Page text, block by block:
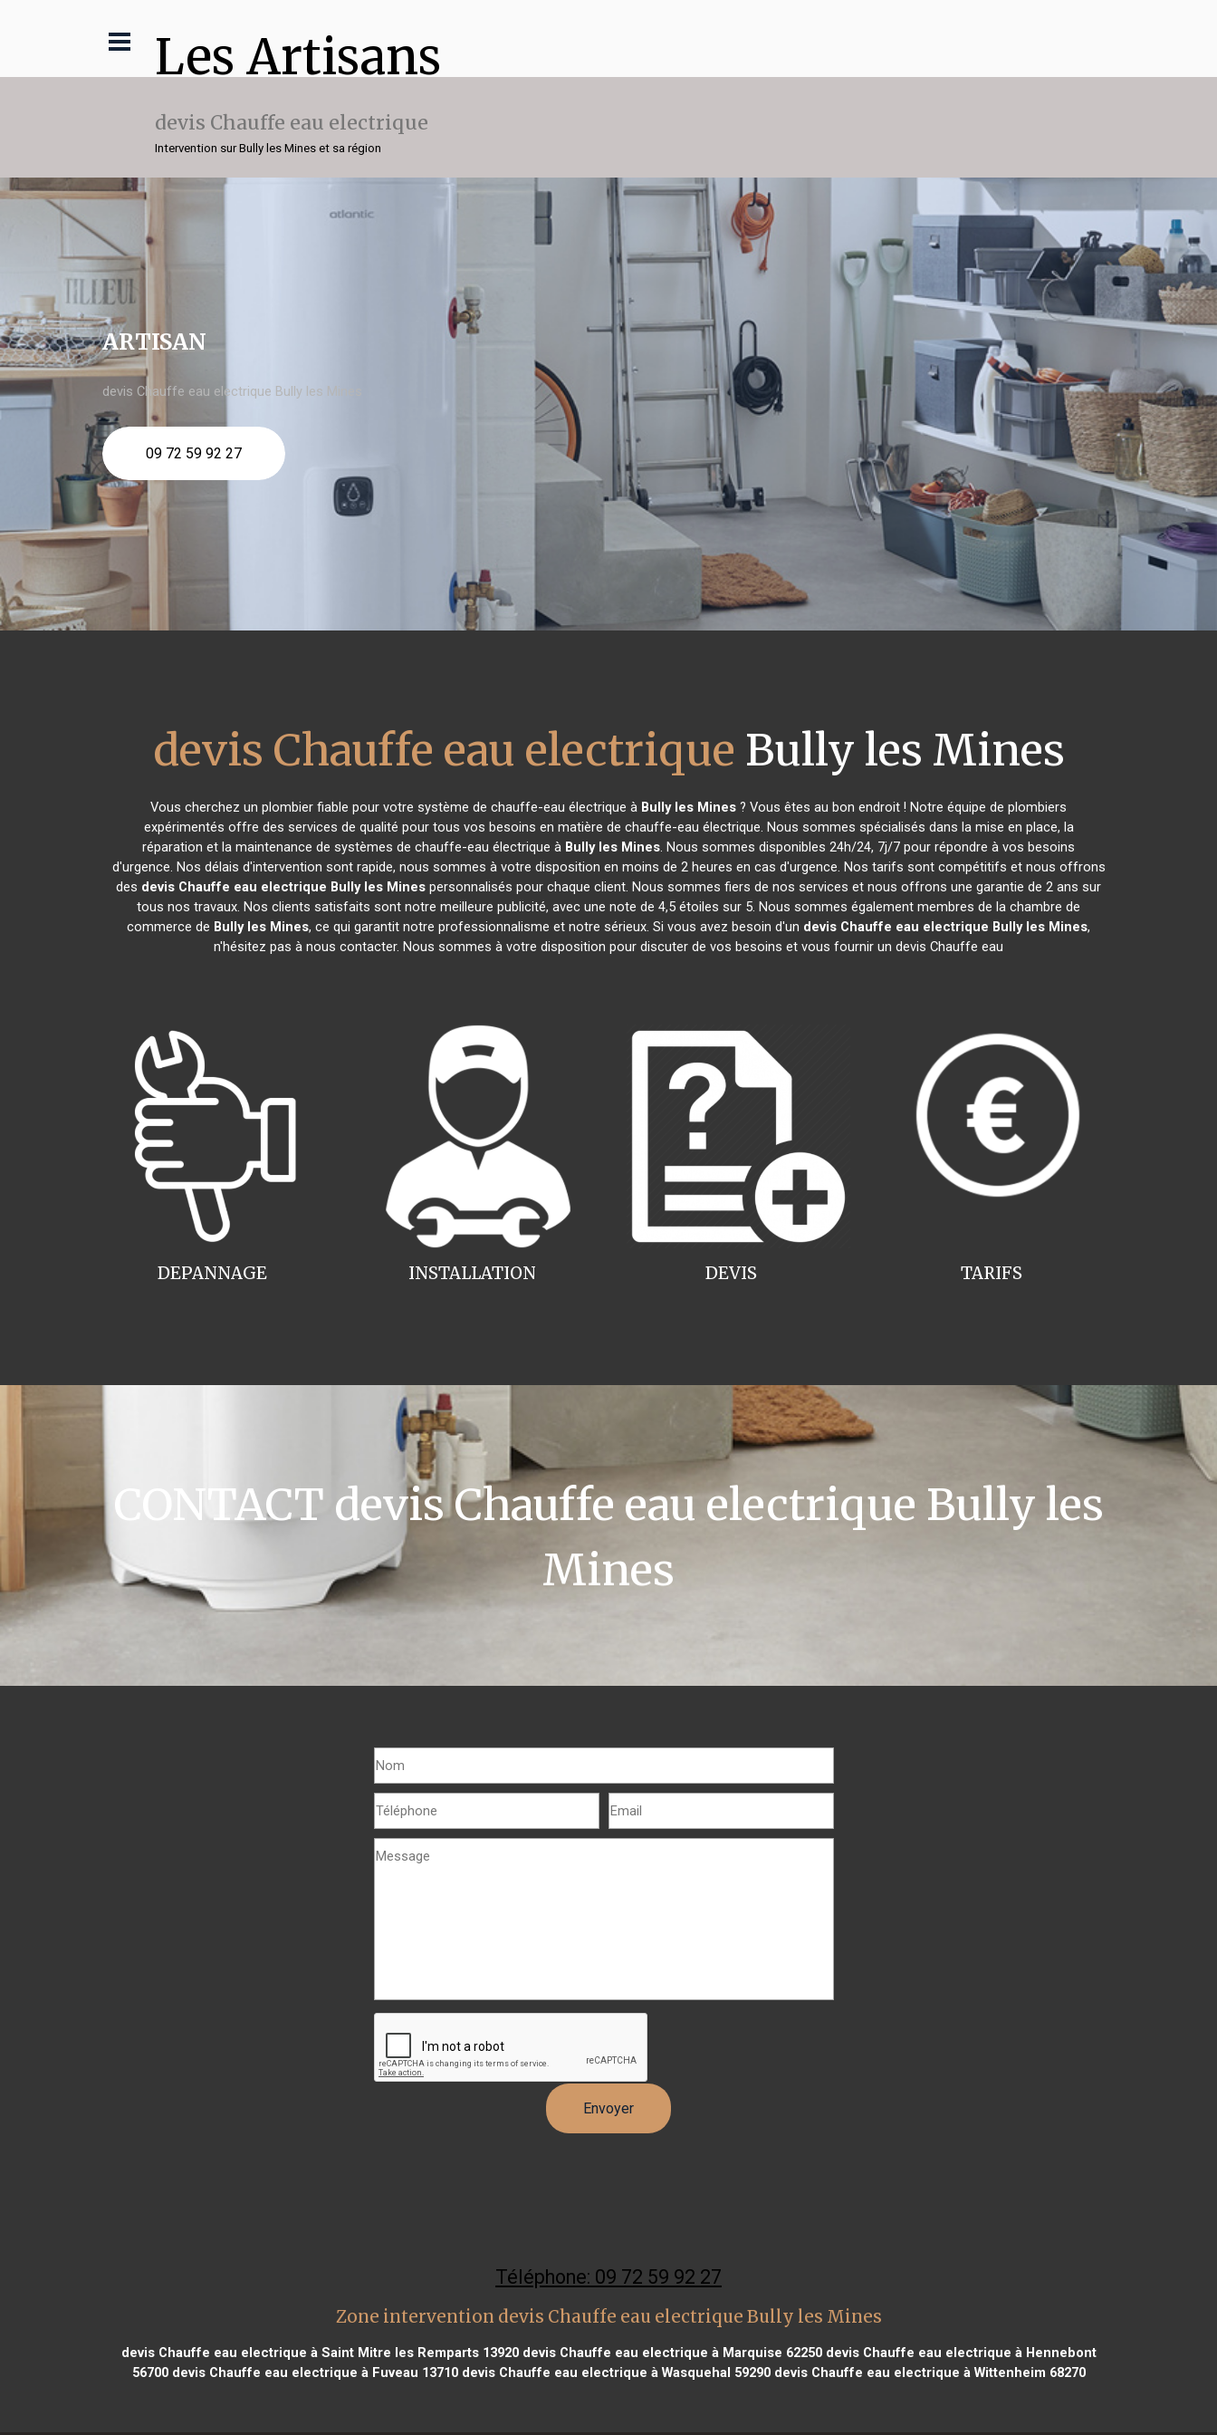
Les Artisans
devis Chauffe eau electrique
Intervention sur Bully les Mines et sa région
ARTISAN
devis Chauffe eau electrique Bully les Mines
09 72 59 92 27
devis Chauffe eau electrique Bully les Mines
Vous cherchez un plombier fiable pour votre système de chauffe-eau électrique à Bully les Mines ? Vous êtes au bon endroit ! Notre équipe de plombiers
expérimentés offre des services de qualité pour tous vos besoins en matière de chauffe-eau électrique. Nous sommes spécialisés dans la mise en place, la
réparation et la maintenance de systèmes de chauffe-eau électrique à Bully les Mines. Nous sommes disponibles 24h/24, 7j/7 pour répondre à vos besoins
d'urgence. Nos délais d'intervention sont rapide, nous sommes à votre disposition en moins de 2 heures en cas d'urgence. Nos tarifs sont compétitifs et nous offrons
des devis Chauffe eau electrique Bully les Mines personnalisés pour chaque client. Nous sommes fiers de nos services et nous offrons une garantie de 2 ans sur
tous nos travaux. Nos clients satisfaits sont notre meilleure publicité, avec une note de 4,5 étoiles sur 5. Nous sommes également membres de la chambre de
commerce de Bully les Mines, ce qui garantit notre professionnalisme et notre sérieux. Si vous avez besoin d'un devis Chauffe eau electrique Bully les Mines,
n'hésitez pas à nous contacter. Nous sommes à votre disposition pour discuter de vos besoins et vous fournir un devis Chauffe eau
INSTALLATION
DEPANNAGE TARIFS
DEVIS
CONTACT devis Chauffe eau electrique Bully les
Mines
Téléphone: 09 72 59 92 27
Zone intervention devis Chauffe eau electrique Bully les Mines
devis Chauffe eau electrique à Saint Mitre les Remparts 13920devis Chauffe eau electrique à Marquise 62250devis Chauffe eau electrique à Hennebont
56700devis Chauffe eau electrique à Fuveau 13710devis Chauffe eau electrique à Wasquehal 59290devis Chauffe eau electrique à Wittenheim 68270